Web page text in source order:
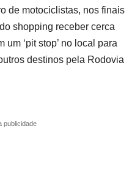
de motociclistas, nos finais
shopping receber cerca
‘pit stop’ no local para
destinos pela Rodovia
publicidade